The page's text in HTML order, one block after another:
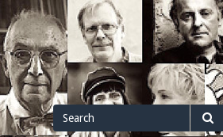
Skip
to
content
Search
for